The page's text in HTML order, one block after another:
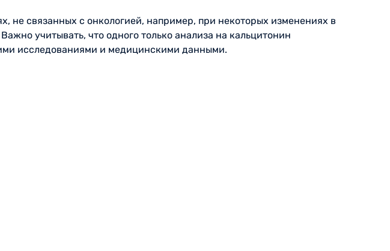
не связанных с онкологией, например, при некоторых изменениях в
учитывать, что одного только анализа на кальцитонин
исследованиями и медицинскими данными.